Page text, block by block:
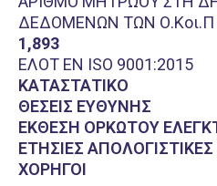
ΔΕΔΟΜΕΝΩΝ ΤΩΝ Ο.Κοι.Π
1,893
ΕΛΟΤ EN ISO 9001:2015
ΚΑΤΑΣΤΑΤΙΚΟ
ΘΕΣΕΙΣ ΕΥΘΥΝΗΣ
ΕΚΘΕΣΗ ΟΡΚΩΤΟΥ
ΕΤΗΣΙΕΣ ΑΠΟΛΟΓΙΣΤΙΚΕΣ
ΧΟΡΗΓΟΙ